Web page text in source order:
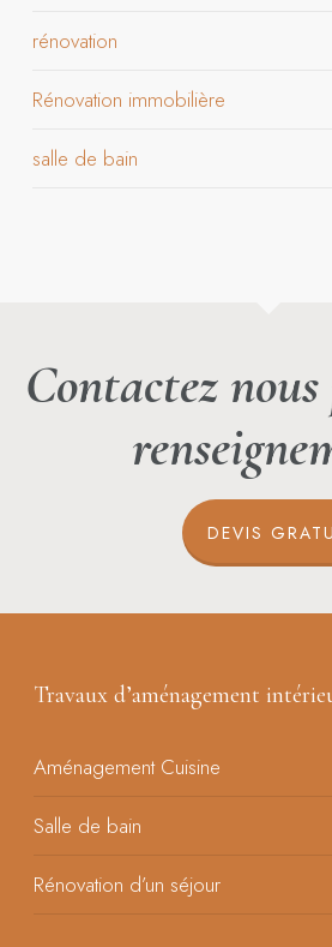
rénovation
Rénovation immobilière
salle de bain
Contactez
DEVIS
Travaux d’aménagement
Aménagement Cuisine
Salle de bain
Rénovation d’un séjour